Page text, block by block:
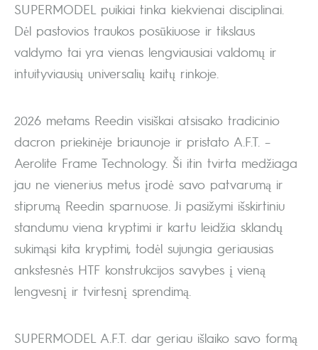
SUPERMODEL puikiai tinka kiekvienai disciplinai.
Dėl pastovios traukos posūkiuose ir tikslaus
valdymo tai yra vienas lengviausiai valdomų ir
intuityviausių universalių kaitų rinkoje.
2026 metams Reedin visiškai atsisako tradicinio
dacron priekinėje briaunoje ir pristato A.F.T. –
Aerolite Frame Technology. Ši itin tvirta medžiaga
jau ne vienerius metus įrodė savo patvarumą ir
stiprumą Reedin sparnuose. Ji pasižymi išskirtiniu
standumu viena kryptimi ir kartu leidžia sklandų
sukimąsi kita kryptimi, todėl sujungia geriausias
ankstesnės HTF konstrukcijos savybes į vieną
lengvesnį ir tvirtesnį sprendimą.
SUPERMODEL A.F.T. dar geriau išlaiko savo formą